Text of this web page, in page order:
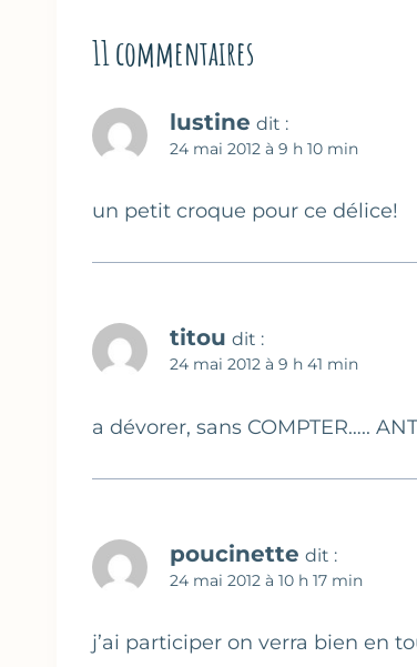
11 commentaires
lustine dit :
24 mai 2012 à 9 h 10 min
un petit croque pour ce délice!
titou dit :
24 mai 2012 à 9 h 41 min
a dévorer, sans COMPTER…..
poucinette dit :
24 mai 2012 à 10 h 17 min
j’ai participer on verra bien en